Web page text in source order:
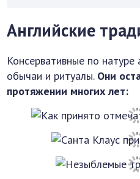
Английские
Консервативные по натуре
обычаи и ритуалы. Они
протяжении многих лет: